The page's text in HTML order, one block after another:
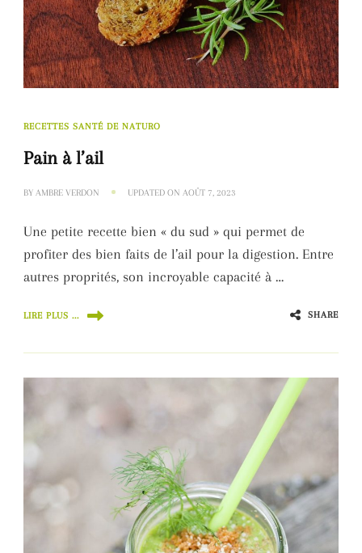
RECETTES SANTÉ DE NATURO
Pain à l’ail
BY AMBRE VERDON UPDATED ON AOÛT 7, 2023
Une petite recette bien « du sud » qui permet de
profiter des bien faits de l’ail pour la digestion. Entre
autres proprités, son incroyable capacité à …
LIRE PLUS ... SHARE